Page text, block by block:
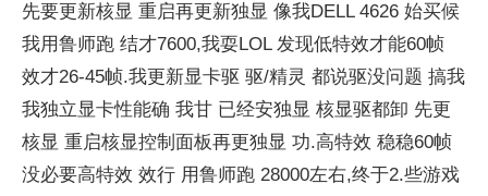
先要更新核显 重启再更新独显 像我DELL 4626 始买候
我用鲁师跑 结才7600,我耍LOL 发现低特效才能60帧
效才26-45帧.我更新显卡驱 驱/精灵 都说驱没问题 搞我
我独立显卡性能确 我甘 已经安独显 核显驱都卸 先更
核显 重启核显控制面板再更独显 功.高特效 稳稳60帧
没必要高特效 效行 用鲁师跑 28000左右,终于2.些游戏